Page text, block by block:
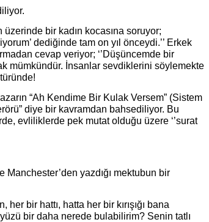
üzerinde bir kadın kocasına soruyor;
dediğinde tam on yıl önceydi.’’ Erkek
cevap veriyor; ‘’Düşüncemde bir
mümkündür. İnsanlar sevdiklerini söylemekte
“Ah Kendime Bir Kulak Versem” (Sistem
diye bir kavramdan bahsediliyor. Bu
evliliklerde pek mutat olduğu üzere ‘’surat
Manchester’den yazdığı mektubun bir
bir hattı, hatta her bir kırışığı bana
yüzü bir daha nerede bulabilirim? Senin tatlı